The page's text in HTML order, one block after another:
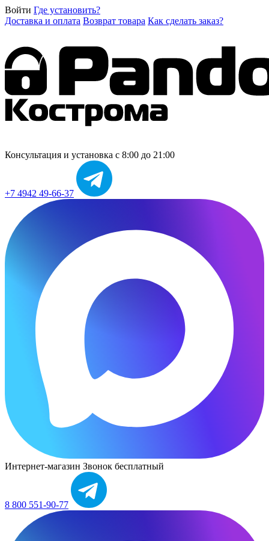
Войти Где установить?
Доставка и оплата Возврат товара Как сделать заказ?
Консультация и установка с 8:00 до 21:00
+7 4942 49-66-37
Интернет-магазин Звонок бесплатный
8 800 551-90-77